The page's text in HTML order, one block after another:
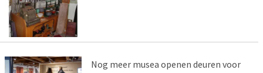
Nog meer musea openen deuren voor